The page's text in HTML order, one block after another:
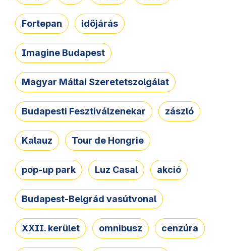
Fortepan időjárás
Imagine Budapest
Magyar Máltai Szeretetszolgálat
Budapesti Fesztiválzenekar zászló
Kalauz Tour de Hongrie
pop-up park Luz Casal akció
Budapest-Belgrád vasútvonal
XXII. kerület omnibusz cenzúra